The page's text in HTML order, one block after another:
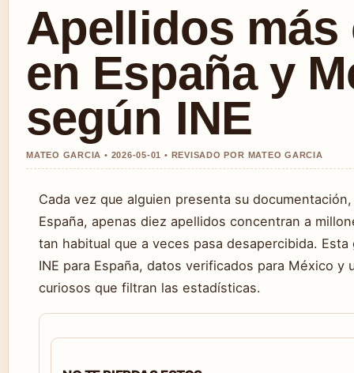
Apellidos más
en España y
según INE
MATEO GARCIA • 2026-05-01 • REVISADO POR MATEO GARCIA
Cada vez que alguien presenta su
España, apenas diez apellidos concentran a
tan habitual que a veces pasa desapercibida.
INE para España, datos verificados para México y
curiosos que filtran las estadísticas.